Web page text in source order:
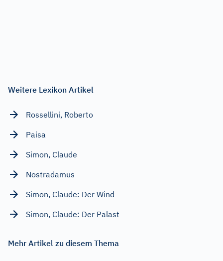
Weitere Lexikon Artikel
Rossellini, Roberto
Paisa
Simon, Claude
Nostradamus
Simon, Claude: Der Wind
Simon, Claude: Der Palast
Mehr Artikel zu diesem Thema